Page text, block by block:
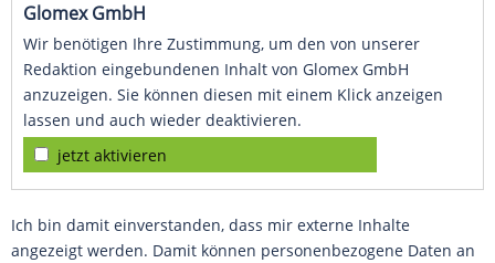
Glomex GmbH
Wir benötigen Ihre Zustimmung, um den von unserer
Redaktion eingebundenen Inhalt von Glomex GmbH
anzuzeigen. Sie können diesen mit einem Klick anzeigen
lassen und auch wieder deaktivieren.
jetzt aktivieren
Ich bin damit einverstanden, dass mir externe Inhalte
angezeigt werden. Damit können personenbezogene Daten an